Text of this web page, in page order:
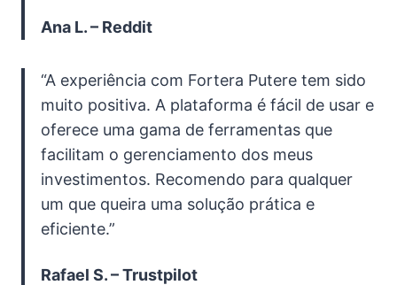
Ana L. – Reddit
“A experiência com Fortera Putere tem sido
muito positiva. A plataforma é fácil de usar e
oferece uma gama de ferramentas que
facilitam o gerenciamento dos meus
investimentos. Recomendo para qualquer
um que queira uma solução prática e
eficiente.”
Rafael S. – Trustpilot